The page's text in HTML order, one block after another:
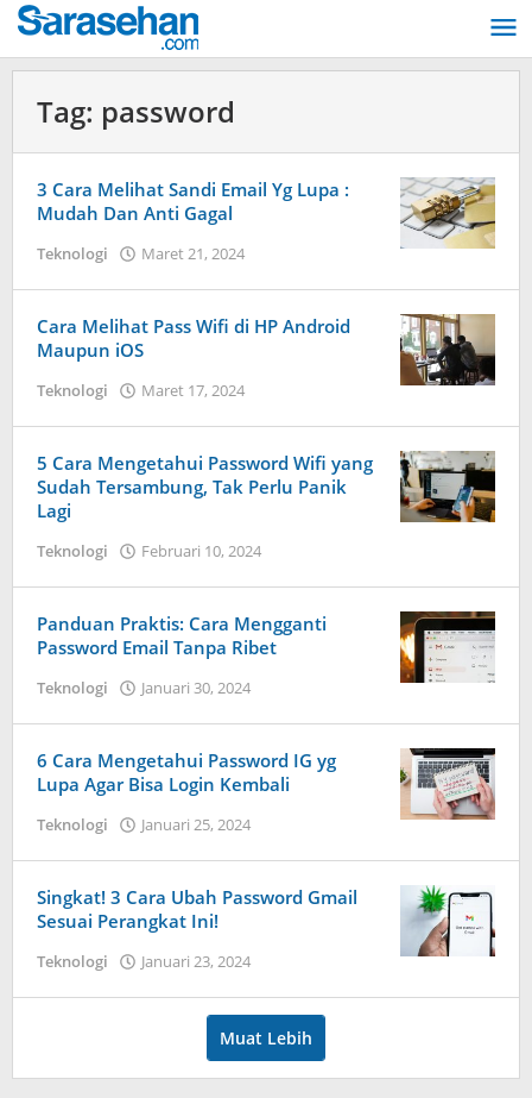
Lewati
ke
konten
Tag: password
3 Cara Melihat Sandi Email Yg Lupa :
Mudah Dan Anti Gagal
Teknologi Maret 21, 2024
Pradana
Cara Melihat Pass Wifi di HP Android
Maupun iOS
Teknologi Maret 17, 2024
Pradana
Putra
5 Cara Mengetahui Password Wifi yang
Sudah Tersambung, Tak Perlu Panik
Lagi
Teknologi Februari 10, 2024
Pradana
Putra
Panduan Praktis: Cara Mengganti
Password Email Tanpa Ribet
Teknologi Januari 30, 2024
Pradana
Putra
6 Cara Mengetahui Password IG yg
Lupa Agar Bisa Login Kembali
Teknologi Januari 25, 2024
Pradana
Singkat! 3 Cara Ubah Password Gmail
Sesuai Perangkat Ini!
Teknologi Januari 23, 2024
Pradana
Putra
Muat Lebih